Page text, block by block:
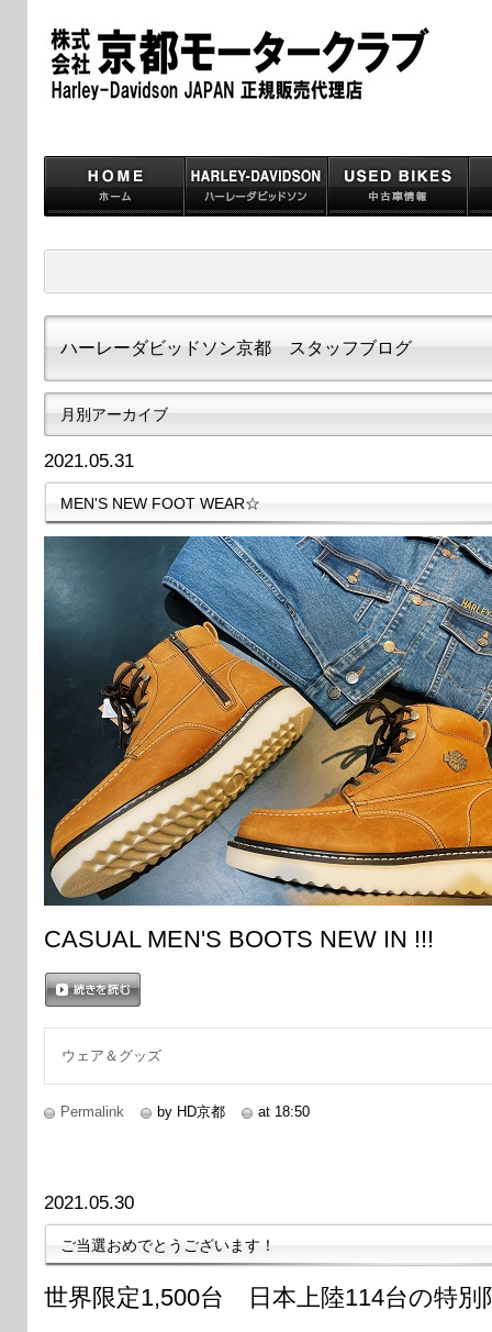
ハーレーダビッドソン京都 スタッフブログ
月別アーカイブ
2021.05.31
MEN'S NEW FOOT WEAR☆
CASUAL MEN'S BOOTS NEW IN !!!
ウェア＆グッズ
Permalink by HD京都 at 18:50
2021.05.30
ご当選おめでとうございます！
世界限定1,500台 日本上陸114台の特別